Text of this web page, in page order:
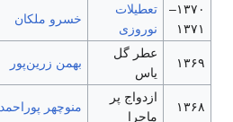
۱۳۷۰–
۱۳۷۱
تعطیلات
نوروزی
خسرو ملکان
۱۳۶۹
عطر گل
یاس
بهمن زرین‌پور
۱۳۶۸
ازدواج پر
ماجرا
منوچهر پوراحمد